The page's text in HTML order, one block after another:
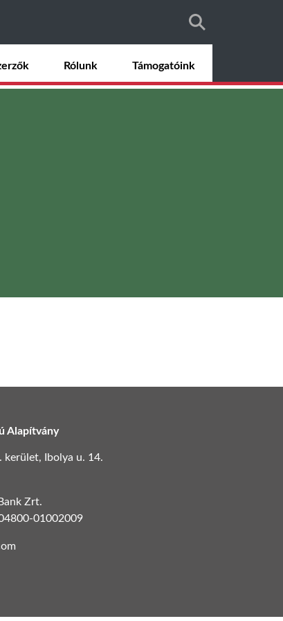
Rólunk Támogatóink
Alapítvány
kerület, Ibolya u. 14.
Zrt.
01002009